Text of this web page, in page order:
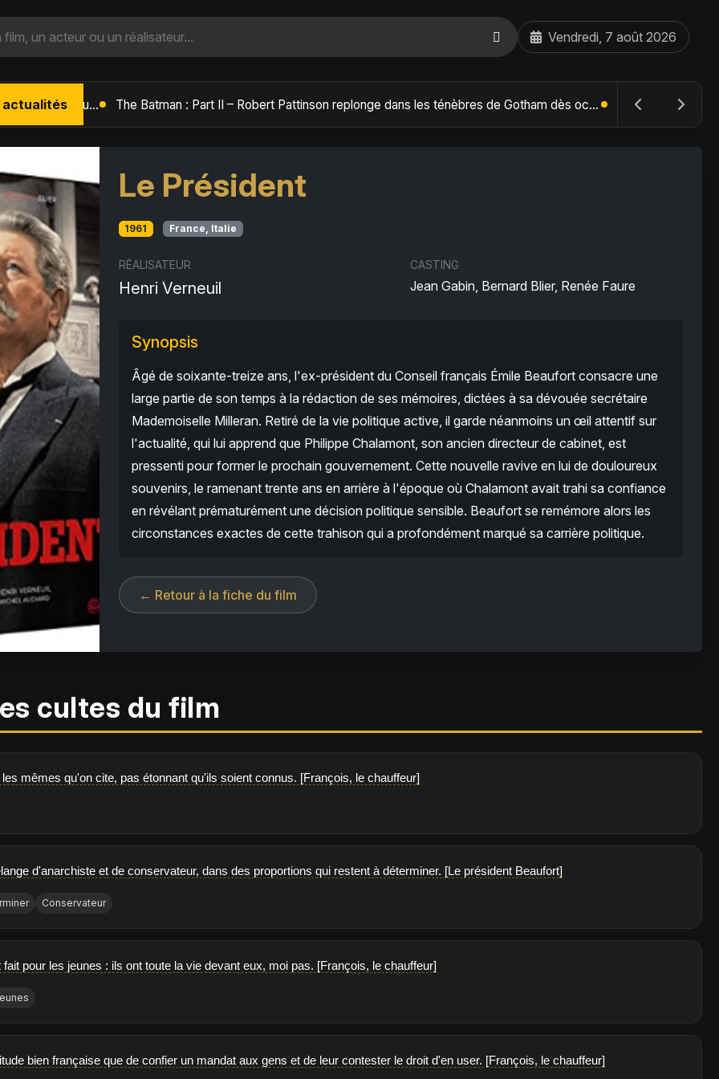
Vendredi, 7 août 2026
actualités L'Âge de Glace : Le Réveil du Volcan – Manny, Sid et Diego de retour pour une aventure explosive The Batman : Part II – Robert Pattinson replonge dans les ténèbres de Gotham dès octobre 2027
Le Président
1961 France, Italie
RÉALISATEUR
Henri Verneuil
CASTING
Jean Gabin, Bernard Blier, Renée Faure
Synopsis
Âgé de soixante-treize ans, l'ex-président du Conseil français Émile Beaufort consacre une
large partie de son temps à la rédaction de ses mémoires, dictées à sa dévouée secrétaire
Mademoiselle Milleran. Retiré de la vie politique active, il garde néanmoins un œil attentif sur
l'actualité, qui lui apprend que Philippe Chalamont, son ancien directeur de cabinet, est
pressenti pour former le prochain gouvernement. Cette nouvelle ravive en lui de douloureux
souvenirs, le ramenant trente ans en arrière à l'époque où Chalamont avait trahi sa confiance
en révélant prématurément une décision politique sensible. Beaufort se remémore alors les
circonstances exactes de cette trahison qui a profondément marqué sa carrière politique.
← Retour à la fiche du film
cultes du film
mêmes qu'on cite, pas étonnant qu'ils soient connus. [François, le chauffeur]
d'anarchiste et de conservateur, dans des proportions qui restent à déterminer. [Le président Beaufort]
Conservateur
pour les jeunes : ils ont toute la vie devant eux, moi pas. [François, le chauffeur]
bien française que de confier un mandat aux gens et de leur contester le droit d'en user. [François, le chauffeur]